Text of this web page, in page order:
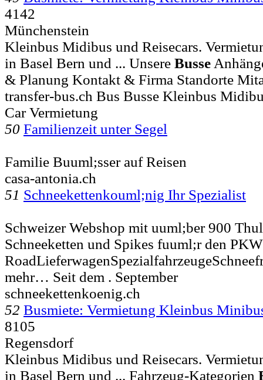
4142
Münchenstein
Kleinbus Midibus und Reisecars.
in Basel Bern und ... Unsere Busse
& Planung Kontakt & Firma Standorte
transfer-bus.ch Bus Busse Kleinbus
Car Vermietung
50 Familienzeit unter Segel
Familie Buuml;sser auf Reisen
casa-antonia.ch
51 Schneekettenkouml;nig Ihr Spezialist
Schweizer Webshop mit uuml;ber 900
Schneeketten und Spikes fuuml;r den
mehr… Seit dem . September
schneekettenkoenig.ch
52 Busmiete: Vermietung Kleinbus
8105
Regensdorf
Kleinbus Midibus und Reisecars.
in Basel Bern und ... Fahrzeug-Kategorien